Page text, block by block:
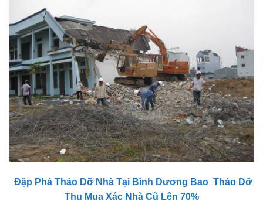
Đập Phá Tháo Dỡ Nhà Tại Bình Dương Bao Tháo Dỡ
Thu Mua Xác Nhà Cũ Lên 70%